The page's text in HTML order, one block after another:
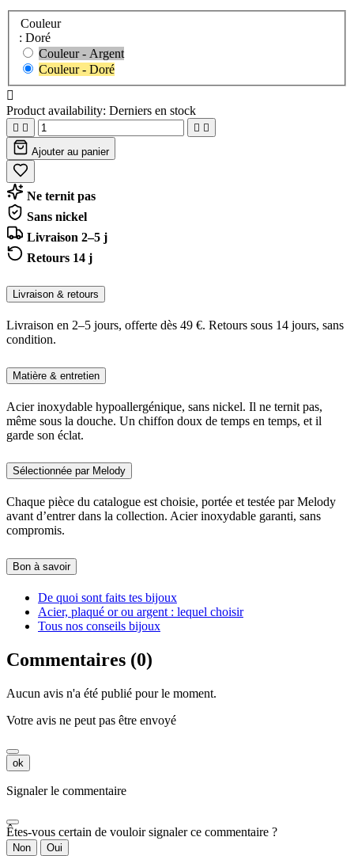
Couleur
: Doré
Couleur - Argent
Couleur - Doré

Product availability: Derniers en stock
   
Ajouter au panier
Ne ternit pas
Sans nickel
Livraison 2–5 j
Retours 14 j
Livraison & retours
Livraison en 2–5 jours, offerte dès 49 €. Retours sous 14 jours, sans
condition.
Matière & entretien
Acier inoxydable hypoallergénique, sans nickel. Il ne ternit pas,
même sous la douche. Un chiffon doux de temps en temps, et il
garde son éclat.
Sélectionnée par Melody
Chaque pièce du catalogue est choisie, portée et testée par Melody
avant d’entrer dans la collection. Acier inoxydable garanti, sans
compromis.
Bon à savoir
De quoi sont faits tes bijoux
Acier, plaqué or ou argent : lequel choisir
Tous nos conseils bijoux
Commentaires (0)
Aucun avis n'a été publié pour le moment.
Votre avis ne peut pas être envoyé
ok
Signaler le commentaire
Êtes-vous certain de vouloir signaler ce commentaire ?
Non Oui